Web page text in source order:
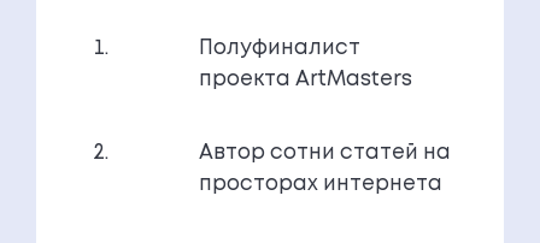
Полуфиналист
проекта ArtMasters
Автор сотни статей на
просторах интернета